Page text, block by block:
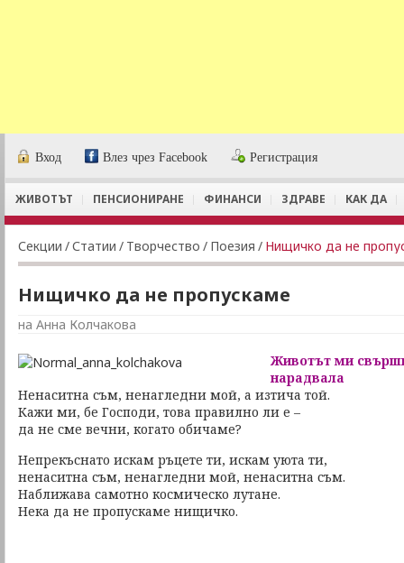
Вход Влез чрез Facebook Регистрация
ЖИВОТЪТ ПЕНСИОНИРАНЕ ФИНАНСИ ЗДРАВЕ КАК ДА
Секции /Статии / Творчество / Поезия / Нищичко да не
Нищичко да не пропускаме
на Анна Колчакова
Животът ми
нарадвала
Ненаситна съм, ненагледни мой, а изтича той.
Кажи ми, бе Господи, това правилно ли е –
да не сме вечни, когато обичаме?
Непрекъснато искам ръцете ти, искам уюта ти,
ненаситна съм, ненагледни мой, ненаситна съм.
Наближава самотно космическо лутане.
Нека да не пропускаме нищичко.